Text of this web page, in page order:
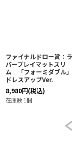
ファイナルドロー賞：ラ
バープレイマットスリ
ム 「フォーミダブル」
ドレスアップVer.
8,980円(税込)
在庫数 1個